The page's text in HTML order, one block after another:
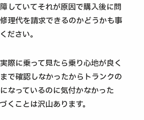
していてそれが原因で購入後に問
理代を請求できるのかどうかも事
ださい。
際に乗って見たら乗り心地が良く
で確認しなかったからトランクの
なっているのに気付かなかった
くことは沢山あります。